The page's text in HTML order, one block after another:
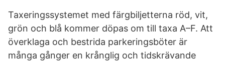
Taxeringssystemet med färgbiljetterna röd, vit,
grön och blå kommer döpas om till taxa A–F. Att
överklaga och bestrida parkeringsböter är
många gånger en krånglig och tidskrävande